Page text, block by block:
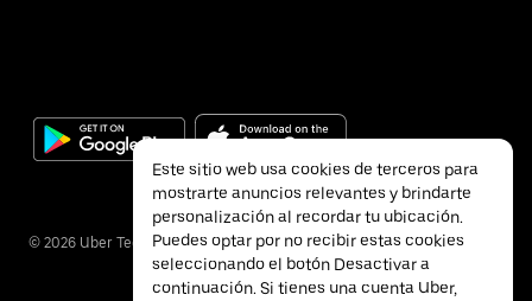
© 2026 Uber Technologies Inc.
Este sitio web usa cookies de terceros para
mostrarte anuncios relevantes y brindarte
personalización al recordar tu ubicación.
Puedes optar por no recibir estas cookies
seleccionando el botón Desactivar a
continuación. Si tienes una cuenta Uber,